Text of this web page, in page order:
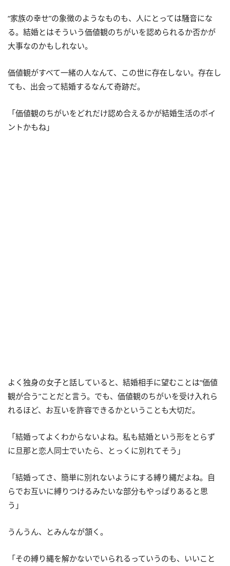
“家族の幸せ”の象徴のようなものも、人にとっては騒音にな
る。結婚とはそういう価値観のちがいを認められるか否かが
大事なのかもしれない。
価値観がすべて一緒の人なんて、この世に存在しない。存在し
ても、出会って結婚するなんて奇跡だ。
「価値観のちがいをどれだけ認め合えるかが結婚生活のポイ
ントかもね」
よく独身の女子と話していると、結婚相手に望むことは“価値
観が合う”ことだと言う。でも、価値観のちがいを受け入れら
れるほど、お互いを許容できるかということも大切だ。
「結婚ってよくわからないよね。私も結婚という形をとらず
に旦那と恋人同士でいたら、とっくに別れてそう」
「結婚ってさ、簡単に別れないようにする縛り縄だよね。自
らでお互いに縛りつけるみたいな部分もやっぱりあると思
う」
うんうん、とみんなが頷く。
「その縛り縄を解かないでいられるっていうのも、いいこと